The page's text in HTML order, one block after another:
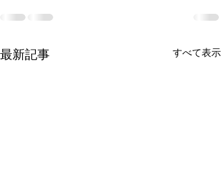
最新記事 すべて表示